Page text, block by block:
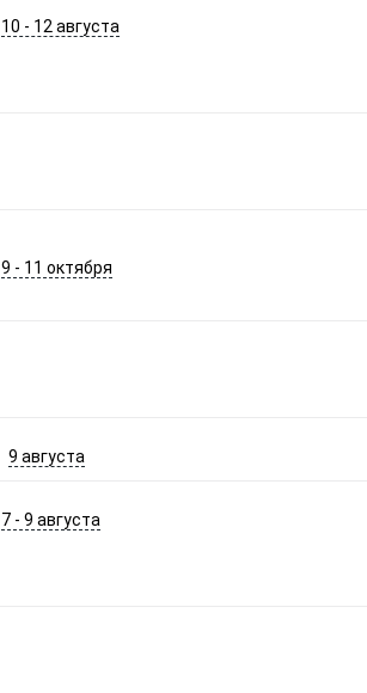
10 - 12 августа
9 - 11 октября
9 августа
7 - 9 августа